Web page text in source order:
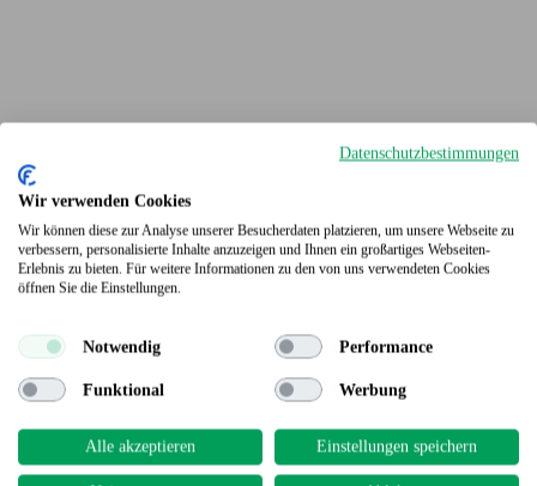
Terrassendielen
Datenschutzbestimmungen
Wir verwenden Cookies
Wir können diese zur Analyse unserer Besucherdaten platzieren, um unsere Webseite zu
verbessern, personalisierte Inhalte anzuzeigen und Ihnen ein großartiges Webseiten-
Erlebnis zu bieten. Für weitere Informationen zu den von uns verwendeten Cookies
öffnen Sie die Einstellungen.
Notwendig Performance
Funktional Werbung
Alle akzeptieren Einstellungen speichern